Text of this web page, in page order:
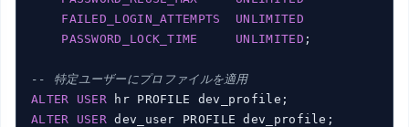
FAILED_LOGIN_ATTEMPTS
UNLIMITED
PASSWORD_LOCK_TIME
UNLIMITED ;
-- 特定ユーザーにプロファイルを適用
ALTER
USER
ALTER
USER dev_user PROFILE dev_profile;